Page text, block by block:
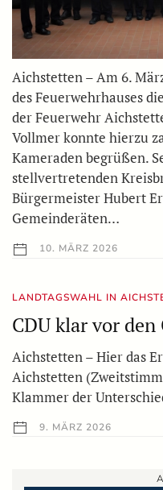
Aichstetten – Am 6.
des Feuerwehrhauses
der Feuerwehr
Vollmer konnte hierzu
Kameraden begrüßen.
stellvertretenden
Bürgermeister Hubert
Gemeinderäten…
10. MÄRZ 2026
LANDTAGSWAHL IN
CDU klar vor den
Aichstetten – Hier das
Aichstetten
Klammer der
9. MÄRZ 2026